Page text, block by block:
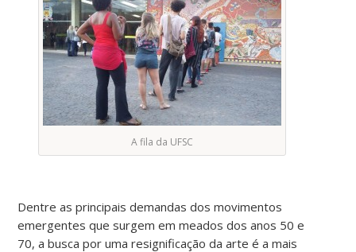
A fila da UFSC
Dentre as principais demandas dos movimentos
emergentes que surgem em meados dos anos 50 e
70, a busca por uma resignificação da arte é a mais